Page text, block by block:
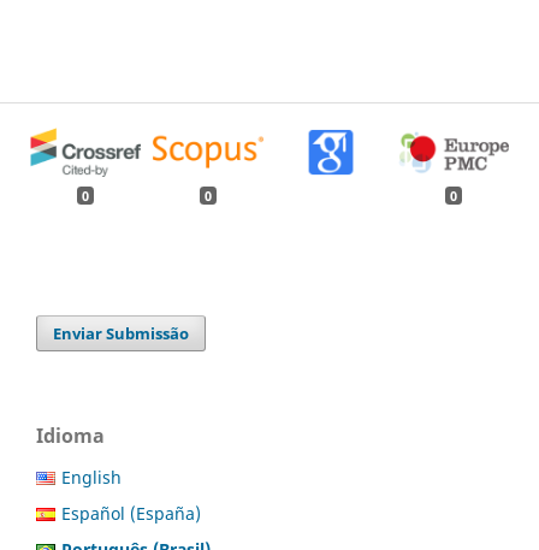
0 0 0
Enviar Submissão
Idioma
English
Español (España)